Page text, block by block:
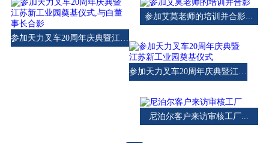
参加艾莫老师的培训并合影...
参加天力叉车20周年庆典暨江苏新工业园奠基仪式...
尼泊尔客户来访审核工厂...